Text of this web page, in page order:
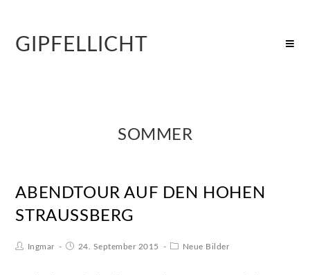
GIPFELLICHT
SOMMER
ABENDTOUR AUF DEN HOHEN
STRAUSSBERG
Ingmar 24. September 2015 Neue Bilder